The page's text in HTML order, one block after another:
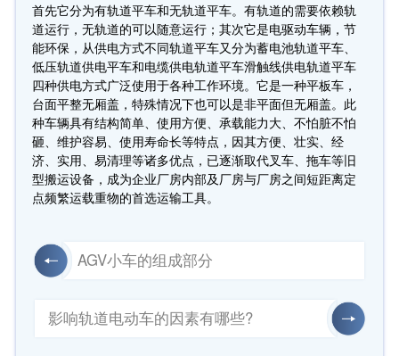
首先它分为有轨道平车和无轨道平车。有轨道的需要依赖轨
道运行，无轨道的可以随意运行；其次它是电驱动车辆，节
能环保，从供电方式不同轨道平车又分为蓄电池轨道平车、
低压轨道供电平车和电缆供电轨道平车滑触线供电轨道平车
四种供电方式广泛使用于各种工作环境。它是一种平板车，
台面平整无厢盖，特殊情况下也可以是非平面但无厢盖。此
种车辆具有结构简单、使用方便、承载能力大、不怕脏不怕
砸、维护容易、使用寿命长等特点，因其方便、壮实、经
济、实用、易清理等诸多优点，已逐渐取代叉车、拖车等旧
型搬运设备，成为企业厂房内部及厂房与厂房之间短距离定
点频繁运载重物的首选运输工具。
AGV小车的组成部分
影响轨道电动车的因素有哪些?